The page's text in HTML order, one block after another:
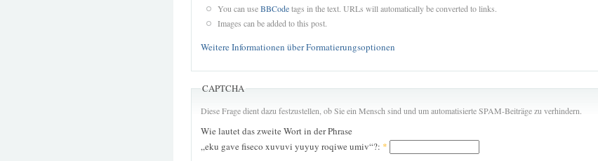
You can useBBCodetags in the text. URLs will automatically be converted to links.
Images can be added to this post.
Weitere Informationen über Formatierungsoptionen
CAPTCHA
Diese Frage dient dazu festzustellen, ob Sie ein Mensch sind und um automatisierte SPAM-Beiträge zu verhindern.
Wie lautet das zweite Wort in der Phrase
„eku gave fiseco xuvuvi yuyuy roqiwe umiv“?: *